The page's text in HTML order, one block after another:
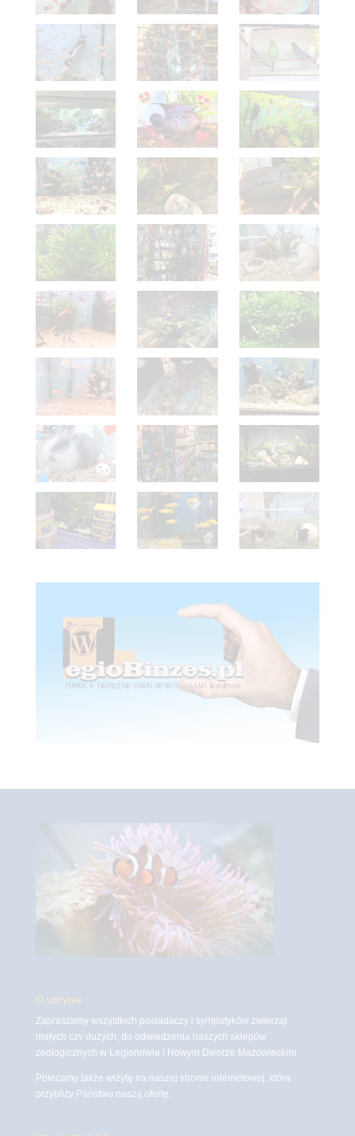
O witrynie
Zapraszamy wszystkich posiadaczy i sympatyków zwierząt
małych czy dużych, do odwiedzenia naszych sklepów
zoologicznych w Legionowie i Nowym Dworze Mazowieckim
Polecamy także wizytę na naszej stronie internetowej, która
przybliży Państwu naszą ofertę.